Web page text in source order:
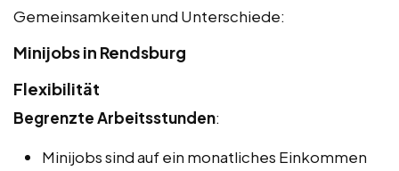
Gemeinsamkeiten und Unterschiede:
Minijobs in Rendsburg
Flexibilität
Begrenzte Arbeitsstunden:
Minijobs sind auf ein monatliches Einkommen